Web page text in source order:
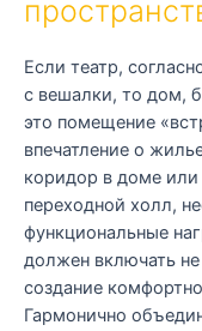
Если театр,
с вешалки, то дом,
это помещение
впечатление о
коридор в доме или
переходной холл,
функциональные
должен включать
создание
Гармонично